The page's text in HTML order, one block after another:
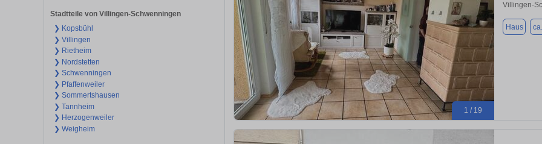
Stadtteile von Villingen-Schwenningen
❯ Kopsbühl
❯ Villingen
❯ Rietheim
❯ Nordstetten
❯ Schwenningen
❯ Pfaffenweiler
❯ Sommertshausen
❯ Tannheim
❯ Herzogenweiler
❯ Weigheim
1 / 19
Villingen-
Haus